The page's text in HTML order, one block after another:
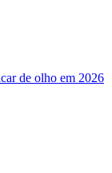
de olho em 2026